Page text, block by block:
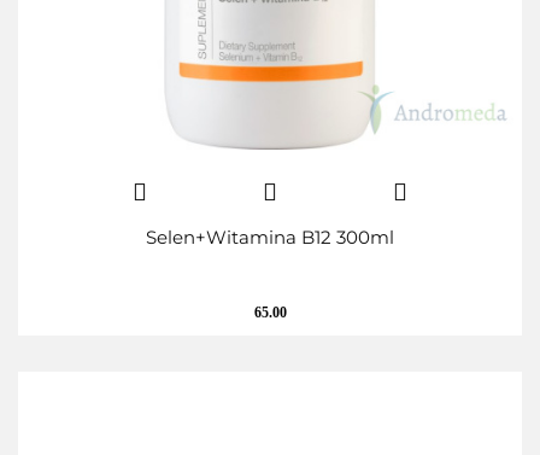
Selen+Witamina B12 300ml
65.00